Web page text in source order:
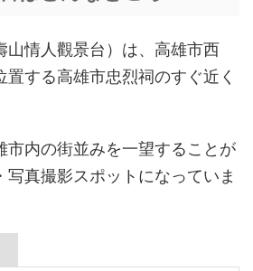
山情人觀景台）は、高雄市西
する高雄市忠烈祠のすぐ近く
市内の街並みを一望することが
真撮影スポットになっていま